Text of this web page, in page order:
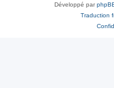
Développé par
Traduction